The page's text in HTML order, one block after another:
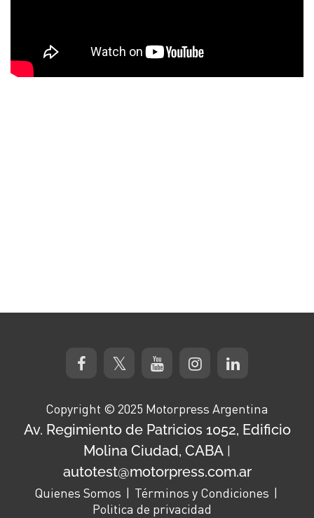
Copyright © 2025 Motorpress Argentina
Av. Regimiento de Patricios 1052, Edificio
Molina Ciudad, CABA |
autotest@motorpress.com.ar
Quienes Somos
Términos y Condiciones
Politica de privacidad